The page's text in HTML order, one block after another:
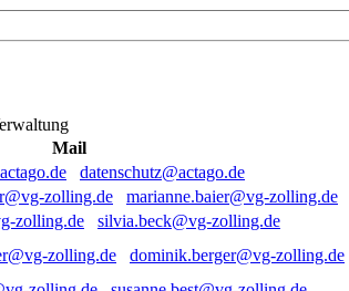
Mail
datenschutz@actago.de
marianne.baier@vg-zolling.de
silvia.beck@vg-zolling.de
dominik.berger@vg-zolling.de